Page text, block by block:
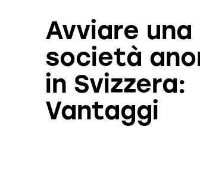
Avviare una
società
in Svizzera:
Vantaggi